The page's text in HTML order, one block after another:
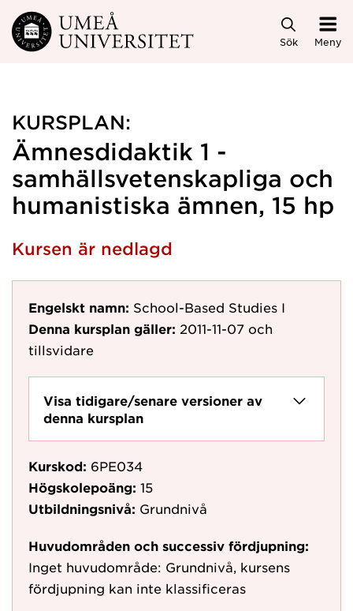
Hoppa direkt till innehållet
Sök Meny
KURSPLAN:
Ämnesdidaktik 1 -
samhällsvetenskapliga och
humanistiska ämnen, 15 hp
Kursen är nedlagd
Engelskt namn: School-Based Studies I
Denna kursplan gäller: 2011-11-07 och
tillsvidare
Visa tidigare/senare versioner av
denna kursplan
Kurskod: 6PE034
Högskolepoäng: 15
Utbildningsnivå: Grundnivå
Huvudområden och successiv fördjupning:
Inget huvudområde: Grundnivå, kursens
fördjupning kan inte klassificeras